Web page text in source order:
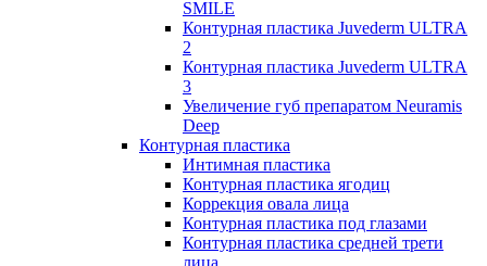
SMILE
Контурная пластика Juvederm ULTRA
2
Контурная пластика Juvederm ULTRA
3
Увеличение губ препаратом Neuramis
Deep
Контурная пластика
Интимная пластика
Контурная пластика ягодиц
Коррекция овала лица
Контурная пластика под глазами
Контурная пластика средней трети
лица